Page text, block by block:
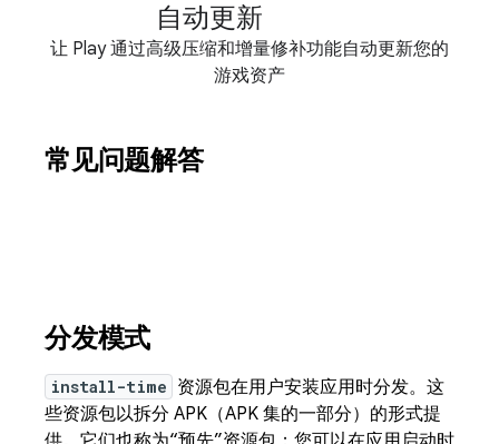
自动更新
让 Play 通过高级压缩和增量修补功能自动更新您的
游戏资产
常见问题解答
分发模式
install-time 资源包在用户安装应用时分发。这
些资源包以拆分 APK（APK 集的一部分）的形式提